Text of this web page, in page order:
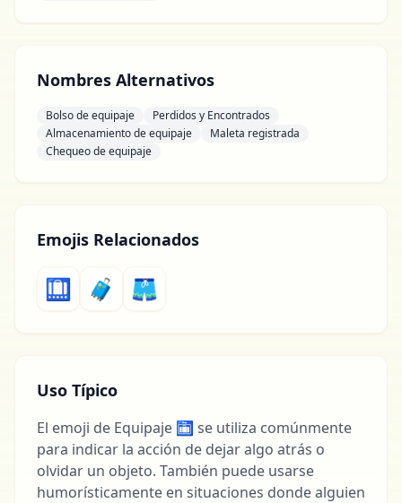
Nombres Alternativos
Bolso de equipaje
Perdidos y Encontrados
Almacenamiento de equipaje
Maleta registrada
Chequeo de equipaje
Emojis Relacionados
🛄 🧳 🩳
Uso Típico
El emoji de Equipaje 🛅 se utiliza comúnmente
para indicar la acción de dejar algo atrás o
olvidar un objeto. También puede usarse
humorísticamente en situaciones donde alguien